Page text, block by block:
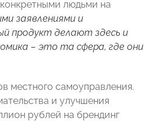
людьми на
заявлениями и
продукт делают здесь и
– это та сфера, где они
местного самоуправления.
и улучшения
рублей на брендинг